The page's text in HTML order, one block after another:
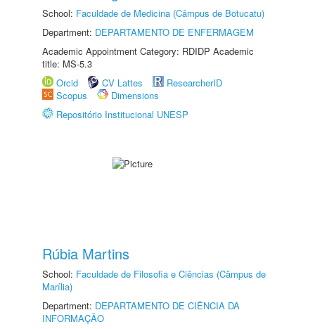
School: Faculdade de Medicina (Câmpus de Botucatu)
Department: DEPARTAMENTO DE ENFERMAGEM
Academic Appointment Category: RDIDP Academic
title: MS-5.3
Orcid
CV Lattes
ResearcherID
Scopus
Dimensions
Repositório Institucional UNESP
Rúbia Martins
School: Faculdade de Filosofia e Ciências (Câmpus de
Marília)
Department: DEPARTAMENTO DE CIÊNCIA DA
INFORMAÇÃO